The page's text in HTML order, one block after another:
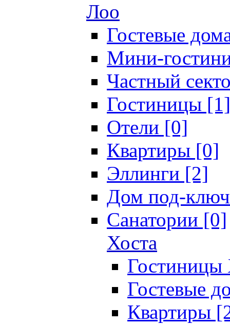
Лоо
Гостевые
Мини-
Частный
Гостиницы [1]
Отели [0]
Квартиры [0]
Эллинги [2]
Дом под-
Санатории [0]
Хоста
Гостевые
Квартиры